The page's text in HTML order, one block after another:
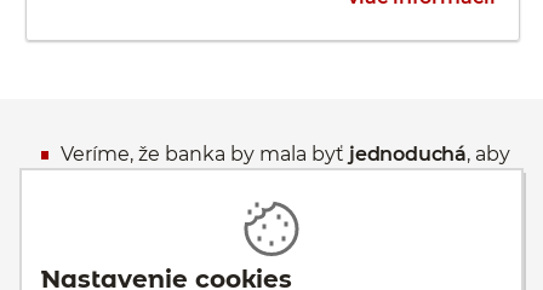
Veríme, že banka by mala byť jednoduchá, aby
Veríme, že banka by mala byť
dnes mali po ruke šikovné riešenie toho, čo sa
vám ešte včera mohlo zdať zložité.